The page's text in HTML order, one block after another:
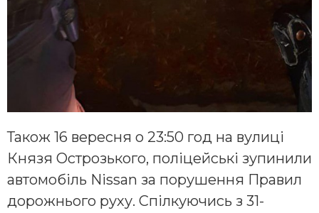
Також 16 вересня о 23:50 год на вулиці
Князя Острозького, поліцейські зупинили
автомобіль Nissan за порушення Правил
дорожнього руху. Спілкуючись з 31-